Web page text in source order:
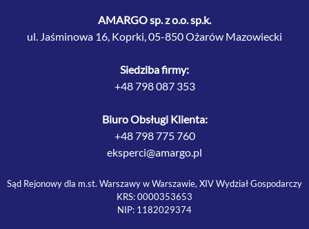
AMARGO sp. z o.o. sp.k.
ul. Jaśminowa 16, Koprki, 05-850 Ożarów Mazowiecki
Siedziba firmy:
+48 798 087 353
Biuro Obsługi Klienta:
+48 798 775 760
eksperci@amargo.pl
Sąd Rejonowy dla m.st. Warszawy w Warszawie, XIV Wydział Gospodarczy
KRS: 0000353653
NIP: 1182029374